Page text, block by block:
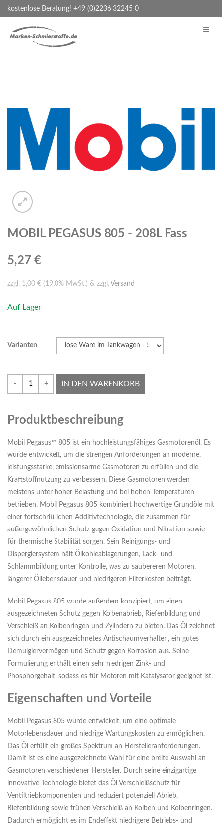
kostenlose Beratung! +49 (0)2236 32245 0
MOBIL PEGASUS 805 - 208L Fass
5,27 €
zzgl. 1,00 € (19,0% MwSt.) & zzgl. Versand
Auf Lager
Varianten
- + IN DEN WARENKORB
Produktbeschreibung
Mobil Pegasus™ 805 ist ein hochleistungsfähiges Gasmotorenöl. Es
wurde entwickelt, um die strengen Anforderungen an moderne,
leistungsstarke, emissionsarme Gasmotoren zu erfüllen und die
Kraftstoffnutzung zu verbessern. Diese Gasmotoren werden
meistens unter hoher Belastung und bei hohen Temperaturen
betrieben. Mobil Pegasus 805 kombiniert hochwertige Grundöle mit
einer fortschrittlichen Additivtechnologie, die zusammen für
außergewöhnlichen Schutz gegen Oxidation und Nitration sowie
für thermische Stabilität sorgen. Sein Reinigungs- und
Dispergiersystem hält Ölkohleablagerungen, Lack- und
Schlammbildung unter Kontrolle, was zu saubereren Motoren,
längerer Öllebensdauer und niedrigeren Filterkosten beiträgt.
Mobil Pegasus 805 wurde außerdem konzipiert, um einen
ausgezeichneten Schutz gegen Kolbenabrieb, Riefenbildung und
Verschleiß an Kolbenringen und Zylindern zu bieten. Das Öl zeichnet
sich durch ein ausgezeichnetes Antischaumverhalten, ein gutes
Demulgiervermögen und Schutz gegen Korrosion aus. Seine
Formulierung enthält einen sehr niedrigen Zink- und
Phosphorgehalt, sodass es für Motoren mit Katalysator geeignet ist.
Eigenschaften und Vorteile
Mobil Pegasus 805 wurde entwickelt, um eine optimale
Motorlebensdauer und niedrige Wartungskosten zu ermöglichen.
Das Öl erfüllt ein großes Spektrum an Herstelleranforderungen.
Damit ist es eine ausgezeichnete Wahl für eine breite Auswahl an
Gasmotoren verschiedener Hersteller. Durch seine einzigartige
innovative Technologie bietet das Öl Verschleißschutz für
Ventiltriebkomponenten und reduziert potenziell Abrieb,
Riefenbildung sowie frühen Verschleiß an Kolben und Kolbenringen.
Dadurch ermöglicht es im Endeffekt niedrigere Betriebs- und